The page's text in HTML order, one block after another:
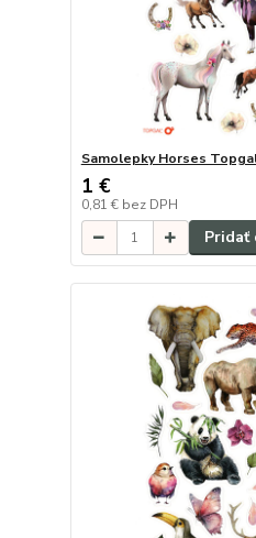
Samolepky Horses Topgal
1 €
0,81 € bez DPH
Pridať